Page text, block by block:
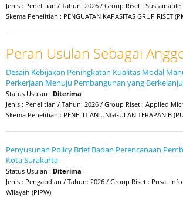
Jenis : Penelitian / Tahun: 2026 / Group Riset : Sustainable
Skema Penelitian : PENGUATAN KAPASITAS GRUP RISET
Peran Usulan Sebagai
Desain Kebijakan Peningkatan Kualitas Modal
Perkerjaan Menuju Pembangunan yang
Status Usulan : Diterima
Jenis : Penelitian / Tahun: 2026 / Group Riset : Applied
Skema Penelitian : PENELITIAN UNGGULAN TERAPAN B
Penyusunan Policy Brief Badan Perencanaan
Kota Surakarta
Status Usulan : Diterima
Jenis : Pengabdian / Tahun: 2026 / Group Riset : Pusat
Wilayah (PIPW)